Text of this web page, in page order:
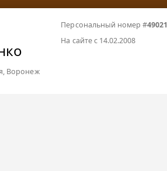
Воронеж
Персональный номер #49021
На сайте с 14.02.2008